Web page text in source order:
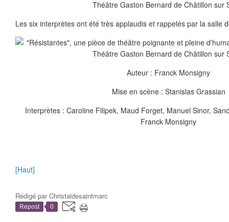
Les six interprètes ont été très applaudis et rappelés par la salle
Auteur : Franck Monsigny
Mise en scène : Stanislas Grassian
Interprètes : Caroline Filipek, Maud Forget, Manuel Sinor,
Franck Monsigny
[Haut]
Rédigé parChristaldesaintmarc
Repost 0